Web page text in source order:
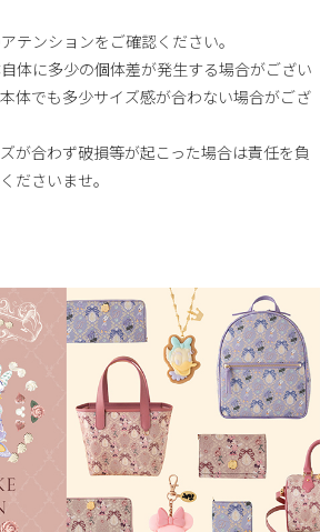
テンションをご確認ください。
体に多少の個体差が発生する場合がござい
体でも多少サイズ感が合わない場合がござ
が合わず破損等が起こった場合は責任を負
ださいませ。